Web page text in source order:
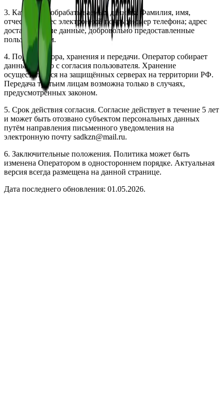
3. Категории обрабатываемых данных. Фамилия, имя,
отчество; адрес электронной почты; номер телефона; адрес
доставки; иные данные, добровольно предоставленные
пользователем.
4. Порядок сбора, хранения и передачи. Оператор собирает
данные только с согласия пользователя. Хранение
осуществляется на защищённых серверах на территории РФ.
Передача третьим лицам возможна только в случаях,
предусмотренных законом.
5. Срок действия согласия. Согласие действует в течение 5 лет
и может быть отозвано субъектом персональных данных
путём направления письменного уведомления на
электронную почту sadkzn@mail.ru.
6. Заключительные положения. Политика может быть
изменена Оператором в одностороннем порядке. Актуальная
версия всегда размещена на данной странице.
Дата последнего обновления: 01.05.2026.